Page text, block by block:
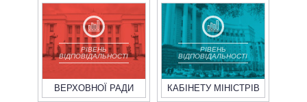
РІВЕНЬ
ВІДПОВІДАЛЬНОСТІ
ВЕРХОВНОЇ РАДИ
РІВЕНЬ
ВІДПОВІДАЛЬНОСТІ
КАБІНЕТУ МІНІСТРІВ